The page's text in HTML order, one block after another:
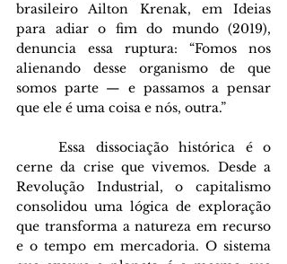
brasileiro Ailton Krenak, em Ideias
para adiar o fim do mundo (2019),
denuncia essa ruptura: “Fomos nos
alienando desse organismo de que
somos parte — e passamos a pensar
que ele é uma coisa e nós, outra.”
	Essa dissociação histórica é o
cerne da crise que vivemos. Desde a
Revolução Industrial, o capitalismo
consolidou uma lógica de exploração
que transforma a natureza em recurso
e o tempo em mercadoria. O sistema